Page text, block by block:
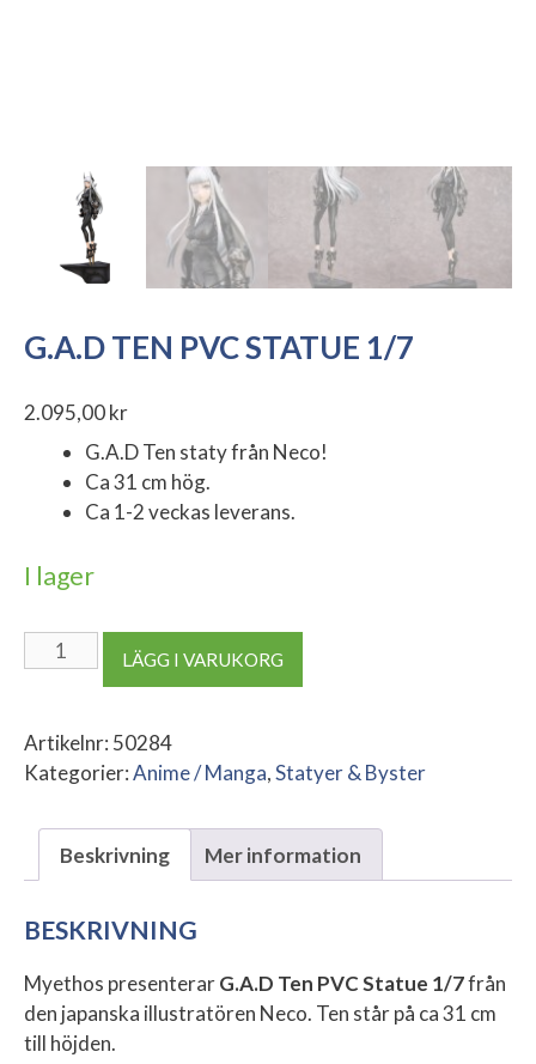
G.A.D TEN PVC STATUE 1/7
2.095,00kr
G.A.D Ten staty från Neco!
Ca 31 cm hög.
Ca 1-2 veckas leverans.
I lager
G.A.D
Ten
Statue
1/7
LÄGG I VARUKORG
Artikelnr: 50284
Kategorier:Anime / Manga,Statyer & Byster
Beskrivning Mer information
BESKRIVNING
Myethos presenterarG.A.D Ten PVC Statue 1/7från
den japanska illustratören Neco. Ten står på ca 31 cm
till höjden.